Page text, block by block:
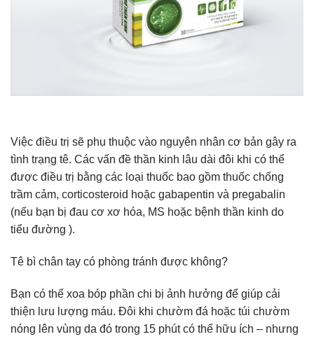
Việc điều trị sẽ phụ thuộc vào nguyên nhân cơ bản gây ra
tình trạng tê. Các vấn đề thần kinh lâu dài đôi khi có thể
được điều trị bằng các loại thuốc bao gồm thuốc chống
trầm cảm, corticosteroid hoặc gabapentin và pregabalin
(nếu bạn bị đau cơ xơ hóa, MS hoặc bệnh thần kinh do
tiểu đường ).
Tê bì chân tay có phòng tránh được không?
Bạn có thể xoa bóp phần chi bị ảnh hưởng để giúp cải
thiện lưu lượng máu. Đôi khi chườm đá hoặc túi chườm
nóng lên vùng da đó trong 15 phút có thể hữu ích – nhưng